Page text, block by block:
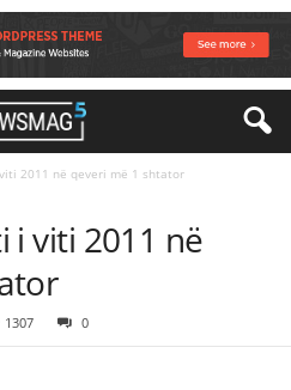
2011 në qeveri më 1 shtator
i viti 2011 në
1307 0